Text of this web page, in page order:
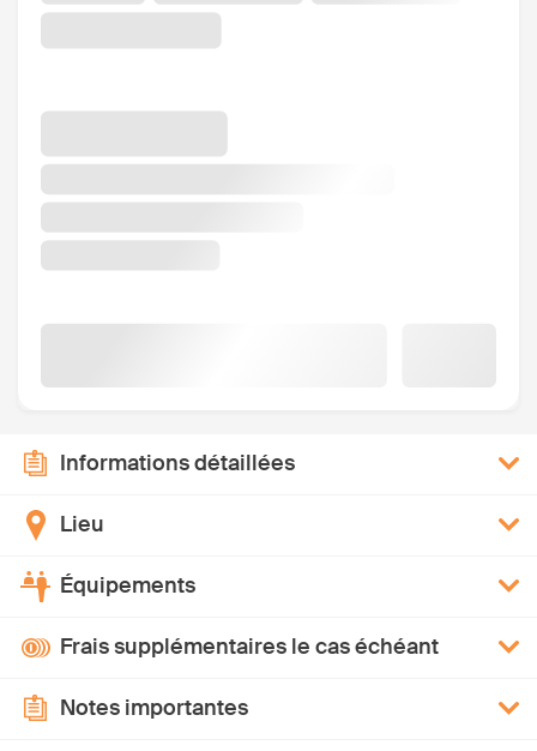
Informations détaillées
Lieu
Équipements
Frais supplémentaires le cas échéant
Notes importantes